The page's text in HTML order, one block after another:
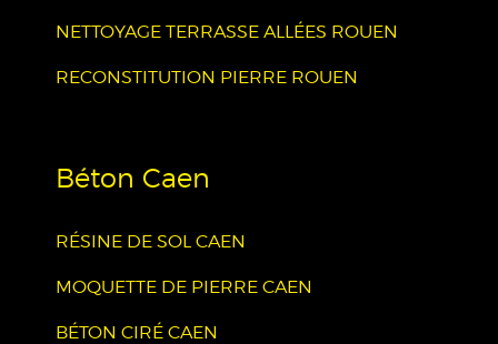
NETTOYAGE TERRASSE ALLÉES ROUEN
RECONSTITUTION PIERRE ROUEN
Béton Caen
RÉSINE DE SOL CAEN
MOQUETTE DE PIERRE CAEN
BÉTON CIRÉ CAEN